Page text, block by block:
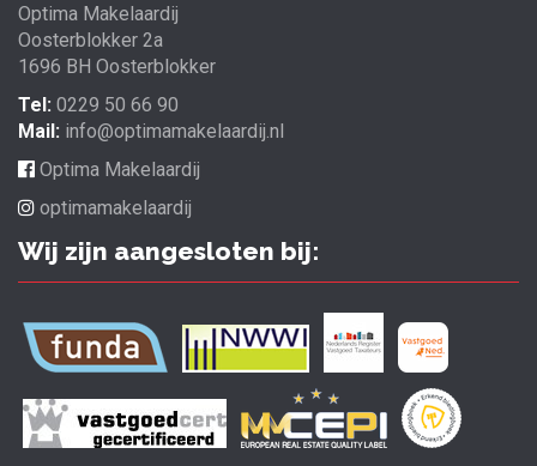
Optima Makelaardij
Oosterblokker 2a
1696 BH Oosterblokker
Tel: 0229 50 66 90
Mail: info@optimamakelaardij.nl
Optima Makelaardij
optimamakelaardij
Wij zijn aangesloten bij: